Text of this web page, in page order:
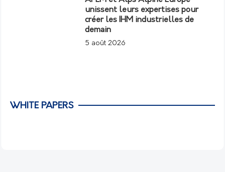
unissent leurs expertises pour
créer les IHM industrielles de
demain
5 août 2026
WHITE PAPERS